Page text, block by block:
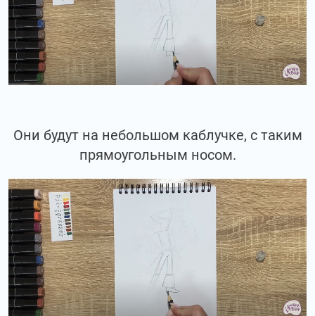
Они будут на небольшом каблучке, с таким
прямоугольным носом.